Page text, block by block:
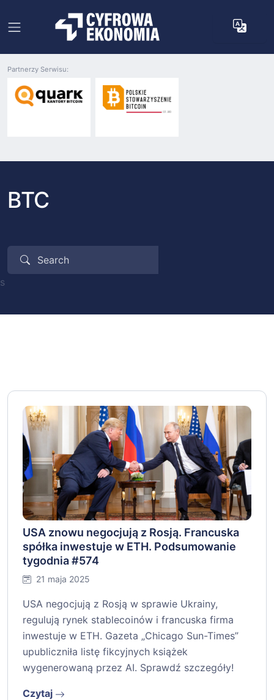
Partnerzy Serwisu:
BTC
s
USA znowu negocjują z Rosją. Francuska
spółka inwestuje w ETH. Podsumowanie
tygodnia #574
21 maja 2025
USA negocjują z Rosją w sprawie Ukrainy,
regulują rynek stablecoinów i francuska firma
inwestuje w ETH. Gazeta „Chicago Sun-Times”
upubliczniła listę fikcyjnych książek
wygenerowaną przez AI. Sprawdź szczegóły!
Czytaj